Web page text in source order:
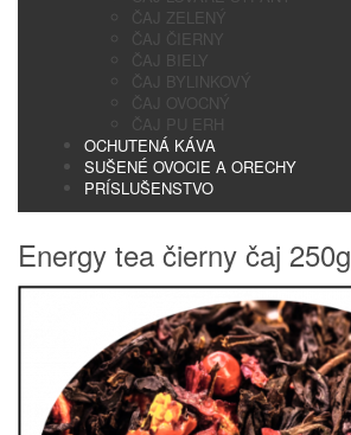
ČAJ ZELENÝ
ČAJ ČIERNY
ČAJ BIELY
ČAJ BYLINKOVÝ
ČAJ OVOCNÝ
ČAJ PU ERH
OCHUTENÁ KÁVA
SUŠENÉ OVOCIE A ORECHY
PRÍSLUŠENSTVO
Energy tea čierny čaj 250g